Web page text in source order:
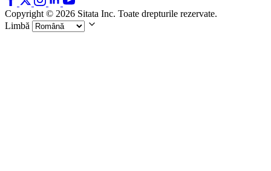
Copyright © 2026 Sitata Inc. Toate drepturile rezervate.
Limbă